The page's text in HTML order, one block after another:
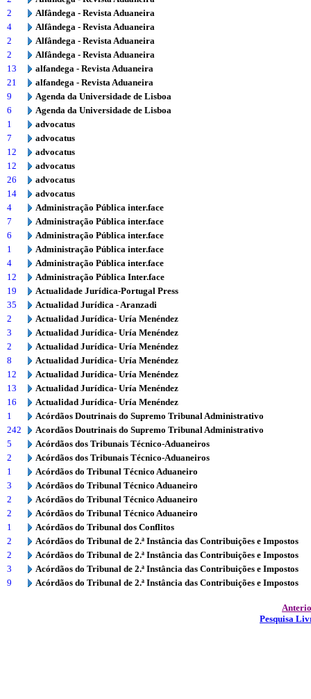
2
Alfândega - Revista Aduaneira
4
Alfândega - Revista Aduaneira
2
Alfândega - Revista Aduaneira
2
Alfândega - Revista Aduaneira
13
alfandega - Revista Aduaneira
21
alfandega - Revista Aduaneira
9
Agenda da Universidade de Lisboa
6
Agenda da Universidade de Lisboa
1
advocatus
7
advocatus
12
advocatus
12
advocatus
26
advocatus
14
advocatus
4
Administração Pública inter.face
7
Administração Pública inter.face
6
Administração Pública inter.face
1
Administração Pública inter.face
4
Administração Pública inter.face
12
Administração Pública Inter.face
19
Actualidade Jurídica-Portugal Press
35
Actualidad Jurídica - Aranzadi
2
Actualidad Jurídica- Uría Menéndez
3
Actualidad Jurídica- Uría Menéndez
2
Actualidad Jurídica- Uría Menéndez
8
Actualidad Jurídica- Uría Menéndez
12
Actualidad Jurídica- Uría Menéndez
13
Actualidad Jurídica- Uría Menéndez
16
Actualidad Jurídica- Uría Menéndez
1
Acórdãos Doutrinais do Supremo Tribunal Administrativo
242
Acordãos Doutrinais do Supremo Tribunal Administrativo
5
Acórdãos dos Tribunais Técnico-Aduaneiros
2
Acórdãos dos Tribunais Técnico-Aduaneiros
1
Acórdãos do Tribunal Técnico Aduaneiro
3
Acórdãos do Tribunal Técnico Aduaneiro
2
Acórdãos do Tribunal Técnico Aduaneiro
2
Acórdãos do Tribunal Técnico Aduaneiro
1
Acórdãos do Tribunal dos Conflitos
2
Acórdãos do Tribunal de 2.ª Instância das Contribuições e Impostos
2
Acórdãos do Tribunal de 2.ª Instância das Contribuições e Impostos
3
Acórdãos do Tribunal de 2.ª Instância das Contribuições e Impostos
9
Acórdãos do Tribunal de 2.ª Instância das Contribuições e Impostos
Pesquisa